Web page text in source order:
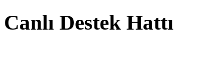
Canlı Destek Hattı